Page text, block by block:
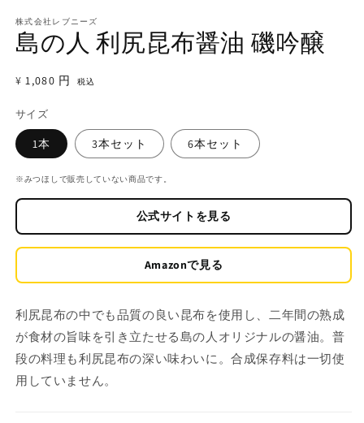
を
開
く
株式会社レブニーズ
島の人 利尻昆布醤油 磯吟醸
通
価
格
¥1,080 円 税込
サイズ
1本 3本セット 6本セット
※みつほしで販売していない商品です。
公式サイトを見る
Amazonで見る
利尻昆布の中でも品質の良い昆布を使用し、二年間の熟成
が食材の旨味を引き立たせる島の人オリジナルの醤油。普
段の料理も利尻昆布の深い味わいに。合成保存料は一切使
用していません。